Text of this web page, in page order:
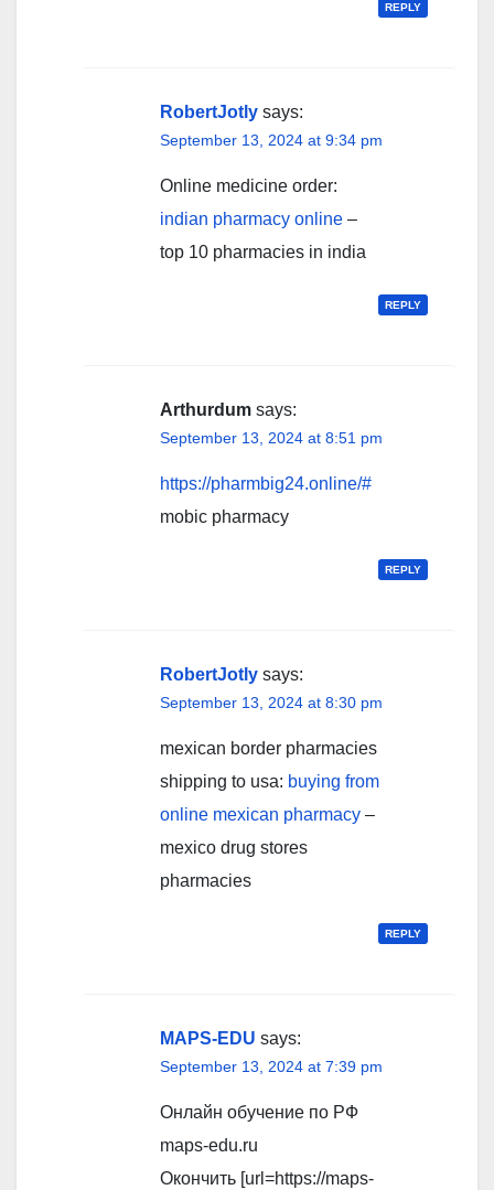
REPLY
RobertJotly says:
September 13, 2024 at 9:34 pm
Online medicine order:
indian pharmacy online –
top 10 pharmacies in india
REPLY
Arthurdum says:
September 13, 2024 at 8:51 pm
https://pharmbig24.online/#
mobic pharmacy
REPLY
RobertJotly says:
September 13, 2024 at 8:30 pm
mexican border pharmacies
shipping to usa: buying from
online mexican pharmacy –
mexico drug stores
pharmacies
REPLY
MAPS-EDU says:
September 13, 2024 at 7:39 pm
Онлайн обучение по РФ
maps-edu.ru
Окончить [url=https://maps-